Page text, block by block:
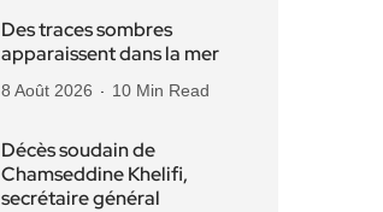
Des traces sombres
apparaissent dans la mer
8 Août 2026 10 Min Read
Décès soudain de
Chamseddine Khelifi,
secrétaire général